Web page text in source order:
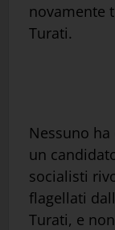
novamente
Turati.
Nessuno
un
socialisti
flagellati
Turati, e